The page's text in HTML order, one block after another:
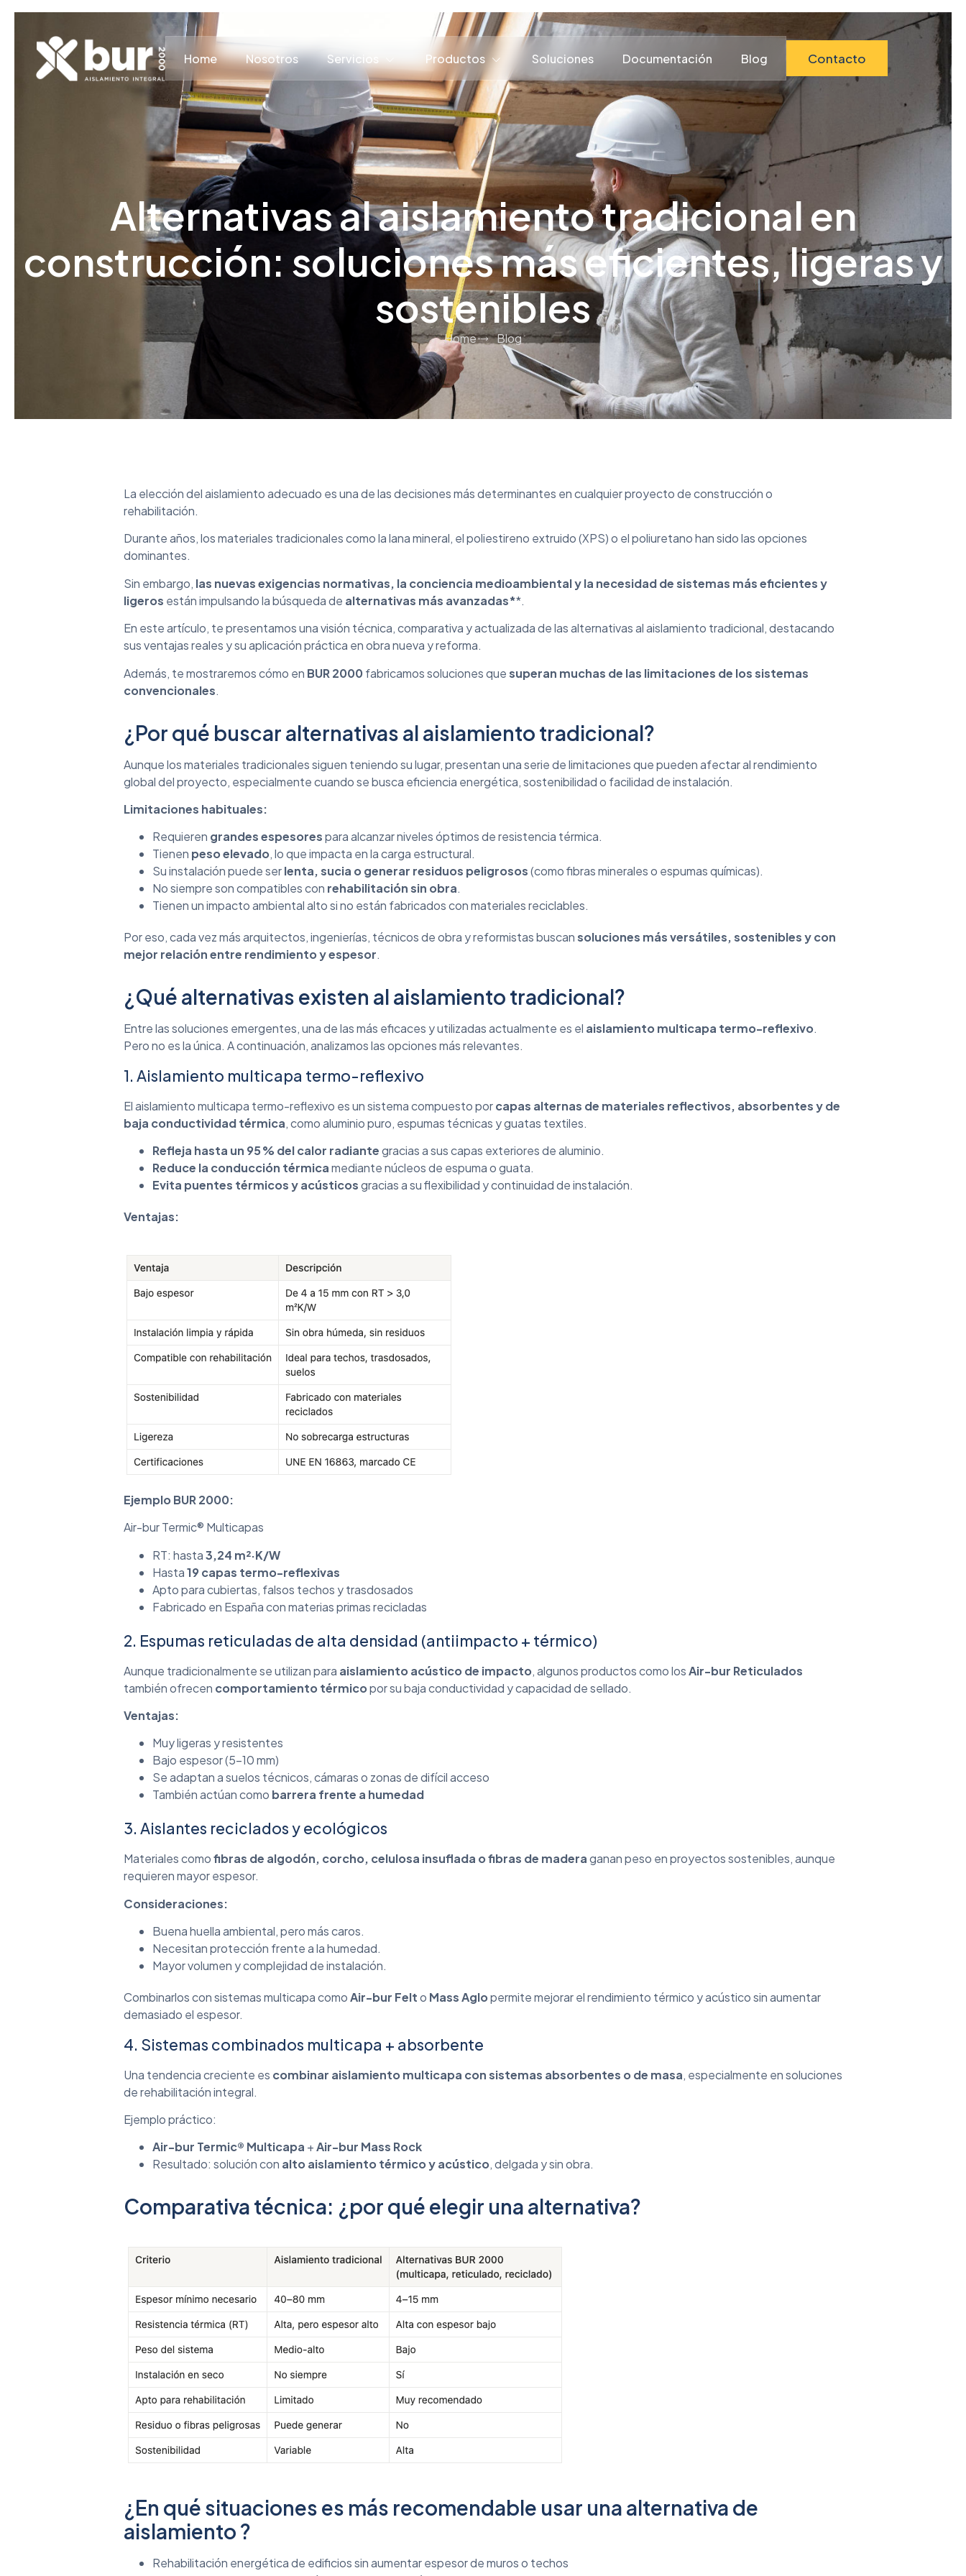
Home Nosotros Servicios Productos Soluciones Documentación Blog Contacto
Alternativas al aislamiento tradicional en
construcción: soluciones más eficientes, ligeras y
sostenibles
Home Blog
La elección del aislamiento adecuado es una de las decisiones más determinantes en cualquier proyecto de construcción o
rehabilitación.
Durante años, los materiales tradicionales como la lana mineral, el poliestireno extruido (XPS) o el poliuretano han sido las opciones
dominantes.
Sin embargo, las nuevas exigencias normativas, la conciencia medioambiental y la necesidad de sistemas más eficientes y
ligeros están impulsando la búsqueda de alternativas más avanzadas**.
En este artículo, te presentamos una visión técnica, comparativa y actualizada de las alternativas al aislamiento tradicional, destacando
sus ventajas reales y su aplicación práctica en obra nueva y reforma.
Además, te mostraremos cómo en BUR 2000 fabricamos soluciones quesuperan muchas de las limitaciones de los sistemas
convencionales.
¿Por qué buscar alternativas al aislamiento tradicional?
Aunque los materiales tradicionales siguen teniendo su lugar, presentan una serie de limitaciones que pueden afectar al rendimiento
global del proyecto, especialmente cuando se busca eficiencia energética, sostenibilidad o facilidad de instalación.
Limitaciones habituales:
Requieren grandes espesorespara alcanzar niveles óptimos de resistencia térmica.
Tienen peso elevado, lo que impacta en la carga estructural.
Su instalación puede serlenta, sucia o generar residuos peligrosos(como fibras minerales o espumas químicas).
No siempre son compatibles con rehabilitación sin obra.
Tienen un impacto ambiental alto si no están fabricados con materiales reciclables.
Por eso, cada vez más arquitectos, ingenierías, técnicos de obra y reformistas buscansoluciones más versátiles, sostenibles y con
mejor relación entre rendimiento y espesor.
¿Qué alternativas existen al aislamiento tradicional?
Entre las soluciones emergentes, una de las más eficaces y utilizadas actualmente es el aislamiento multicapa termo-reflexivo.
Pero no es la única. A continuación, analizamos las opciones más relevantes.
1. Aislamiento multicapa termo-reflexivo
El aislamiento multicapa termo-reflexivo es un sistema compuesto porcapas alternas de materiales reflectivos, absorbentes y de
baja conductividad térmica, como aluminio puro, espumas técnicas y guatas textiles.
Refleja hasta un 95 % del calor radiantegracias a sus capas exteriores de aluminio.
Reduce la conducción térmicamediante núcleos de espuma o guata.
Evita puentes térmicos y acústicosgracias a su flexibilidad y continuidad de instalación.
Ventajas:
Ejemplo BUR 2000:
Air-bur Termic® Multicapas
RT: hasta3,24 m²·K/W
Hasta19 capas termo-reflexivas
Apto para cubiertas, falsos techos y trasdosados
Fabricado en España con materias primas recicladas
2. Espumas reticuladas de alta densidad (antiimpacto + térmico)
Aunque tradicionalmente se utilizan para aislamiento acústico de impacto, algunos productos como losAir-bur Reticulados
también ofrecen comportamiento térmicopor su baja conductividad y capacidad de sellado.
Ventajas:
Muy ligeras y resistentes
Bajo espesor (5–10 mm)
Se adaptan a suelos técnicos, cámaras o zonas de difícil acceso
También actúan como barrera frente a humedad
3. Aislantes reciclados y ecológicos
Materiales comofibras de algodón, corcho, celulosa insuflada o fibras de maderaganan peso en proyectos sostenibles, aunque
requieren mayor espesor.
Consideraciones:
Buena huella ambiental, pero más caros.
Necesitan protección frente a la humedad.
Mayor volumen y complejidad de instalación.
Combinarlos con sistemas multicapa comoAir-bur Felto Mass Aglopermite mejorar el rendimiento térmico y acústico sin aumentar
demasiado el espesor.
4. Sistemas combinados multicapa + absorbente
Una tendencia creciente es combinar aislamiento multicapa con sistemas absorbentes o de masa, especialmente en soluciones
de rehabilitación integral.
Ejemplo práctico:
Air-bur Termic® Multicapa +Air-bur Mass Rock
Resultado: solución con alto aislamiento térmico y acústico, delgada y sin obra.
Comparativa técnica: ¿por qué elegir una alternativa?
¿En qué situaciones es más recomendable usar una alternativa de
aislamiento ?
Rehabilitación energética de edificios sin aumentar espesor de muros o techos